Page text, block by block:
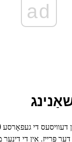
ad
פּרייַז. אין די